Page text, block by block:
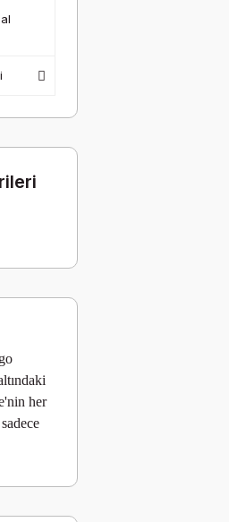
her
sadece